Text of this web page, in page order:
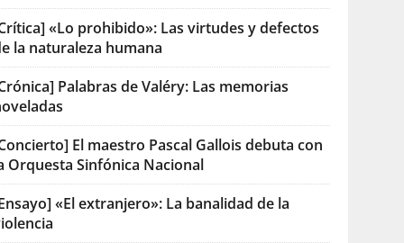
«Lo prohibido»: Las virtudes y defectos
la naturaleza humana
Palabras de Valéry: Las memorias
El maestro Pascal Gallois debuta con
Orquesta Sinfónica Nacional
«El extranjero»: La banalidad de la